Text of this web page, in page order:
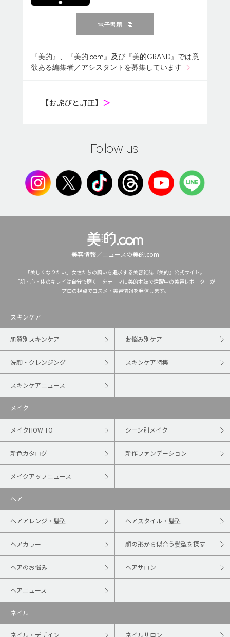
電子書籍
『美的』、『美的.com』及び『美的GRAND』では意
欲ある編集者／アシスタントを募集しています
【お詫びと訂正】 ＞
Follow us!
美容情報／ニュースの美的.com
「美しくなりたい」女性たちの願いを追求する美容雑誌『美的』公式サイト。
「肌・心・体のキレイは自分で磨く」をテーマに美的本誌で活躍中の美容レポーターが
プロの視点でコスメ・美容情報を発信します。
スキンケア
肌質別スキンケア お悩み別ケア
洗顔・クレンジング スキンケア特集
スキンケアニュース
メイク
メイクHOW TO シーン別メイク
新色カタログ 新作ファンデーション
メイクアップニュース
ヘア
ヘアアレンジ・髪型 ヘアスタイル・髪型
ヘアカラー 顔の形から似合う髪型を探す
ヘアのお悩み ヘアサロン
ヘアニュース
ネイル
ネイル・デザイン ネイルサロン